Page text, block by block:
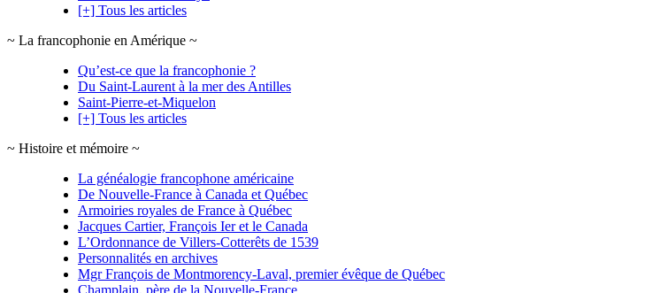
[+] Tous les articles
~ La francophonie en Amérique ~
Qu’est-ce que la francophonie ?
Du Saint-Laurent à la mer des Antilles
Saint-Pierre-et-Miquelon
[+] Tous les articles
~ Histoire et mémoire ~
La généalogie francophone américaine
De Nouvelle-France à Canada et Québec
Armoiries royales de France à Québec
Jacques Cartier, François Ier et le Canada
L’Ordonnance de Villers-Cotterêts de 1539
Personnalités en archives
Mgr François de Montmorency-Laval, premier évêque de Québec
Champlain, père de la Nouvelle-France